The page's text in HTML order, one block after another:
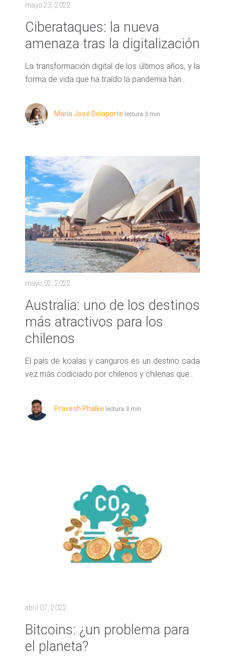
mayo 23, 2022
Ciberataques: la nueva
amenaza tras la digitalización
La transformación digital de los últimos años, y la
forma de vida que ha traído la pandemia han...
María José Delaporte lectura 3 min
mayo 02, 2022
Australia: uno de los destinos
más atractivos para los
chilenos
El país de koalas y canguros es un destino cada
vez más codiciado por chilenos y chilenas que...
Pravesh Phalke lectura 3 min
abril 07, 2022
Bitcoins: ¿un problema para
el planeta?